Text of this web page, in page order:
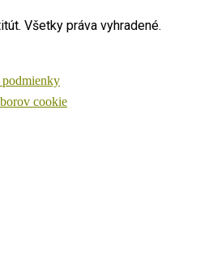
Všetky práva vyhradené.
podmienky
cookie